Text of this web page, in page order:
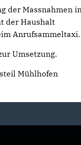
der Massnahmen
der Haushalt
Anrufsammeltaxi.
Umsetzung.
Mühlhofen